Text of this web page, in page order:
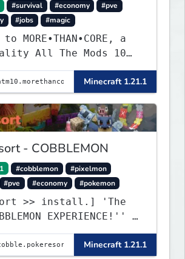
#survival #economy
#pve
#jobs #magic
MORE•THAN•CORE, a
All The Mods 10
server built for
want a smooth,
and rewarding modded
Minecraft 1.21.1
- COBBLEMON
#cobblemon
#pixelmon
#pve #economy #pokemon
>> install.] 'The
EXPERIENCE!'' -
Minecraft 1.21.1